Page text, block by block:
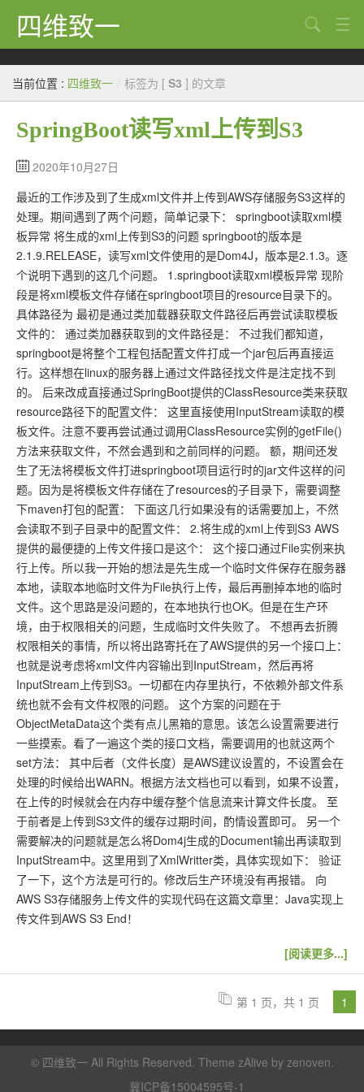
四维致一
Java
大数据
Python
Scala
GoLang
工程
Bug
Tricks
想法
搜索
当前位置 : 四维致一 / 标签为 [ S3 ] 的文章
SpringBoot读写xml上传到S3
2020年10月27日
最近的工作涉及到了生成xml文件并上传到AWS存储服务S3这样的
处理。期间遇到了两个问题，简单记录下： springboot读取xml模
板异常 将生成的xml上传到S3的问题 springboot的版本是
2.1.9.RELEASE，读写xml文件使用的是Dom4J，版本是2.1.3。逐
个说明下遇到的这几个问题。 1.springboot读取xml模板异常 现阶
段是将xml模板文件存储在springboot项目的resource目录下的。
具体路径为 最初是通过类加载器获取文件路径后再尝试读取模板
文件的： 通过类加器获取到的文件路径是： 不过我们都知道，
springboot是将整个工程包括配置文件打成一个jar包后再直接运
行。这样想在linux的服务器上通过文件路径找文件是注定找不到
的。 后来改成直接通过SpringBoot提供的ClassResource类来获取
resource路径下的配置文件： 这里直接使用InputStream读取的模
板文件。注意不要再尝试通过调用ClassResource实例的getFile()
方法来获取文件，不然会遇到和之前同样的问题。 额，期间还发
生了无法将模板文件打进springboot项目运行时的jar文件这样的问
题。因为是将模板文件存储在了resources的子目录下，需要调整
下maven打包的配置： 下面这几行如果没有的话需要加上，不然
会读取不到子目录中的配置文件： 2.将生成的xml上传到S3 AWS
提供的最便捷的上传文件接口是这个： 这个接口通过File实例来执
行上传。所以我一开始的想法是先生成一个临时文件保存在服务器
本地，读取本地临时文件为File执行上传，最后再删掉本地的临时
文件。这个思路是没问题的，在本地执行也OK。但是在生产环
境，由于权限相关的问题，生成临时文件失败了。 不想再去折腾
权限相关的事情，所以将出路寄托在了AWS提供的另一个接口上：
也就是说考虑将xml文件内容输出到InputStream，然后再将
InputStream上传到S3。一切都在内存里执行，不依赖外部文件系
统也就不会有文件权限的问题。 这个方案的问题在于
ObjectMetaData这个类有点儿黑箱的意思。该怎么设置需要进行
一些摸索。看了一遍这个类的接口文档，需要调用的也就这两个
set方法： 其中后者（文件长度）是AWS建议设置的，不设置会在
处理的时候给出WARN。根据方法文档也可以看到，如果不设置，
在上传的时候就会在内存中缓存整个信息流来计算文件长度。 至
于前者是上传到S3文件的缓存过期时间，酌情设置即可。 另一个
需要解决的问题就是怎么将Dom4j生成的Document输出再读取到
InputStream中。这里用到了XmlWritter类，具体实现如下： 验证
了一下，这个方法是可行的。修改后生产环境没有再报错。 向
AWS S3存储服务上传文件的实现代码在这篇文章里：Java实现上
传文件到AWS S3 End！
[阅读更多...]
第 1 页，共 1 页 1
© 四维致一All Rights Reserved. Theme zAlive by zenoven
冀ICP备15004595号-1